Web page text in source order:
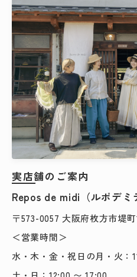
実店舗のご案内
Repos de midi（ルポデミ
〒573-0057 大阪府枚方市堤町
＜営業時間＞
水・木・金・祝日の月・火：